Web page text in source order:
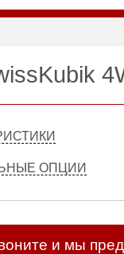
ОПЦИИ
и мы